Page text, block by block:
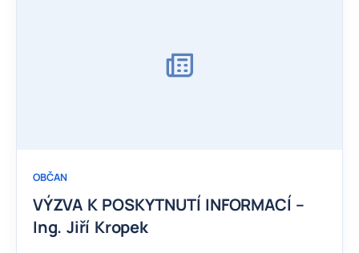
OBČAN
VÝZVA K POSKYTNUTÍ INFORMACÍ –
Ing. Jiří Kropek